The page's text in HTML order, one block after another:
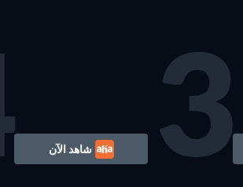
3 شاهد الآن